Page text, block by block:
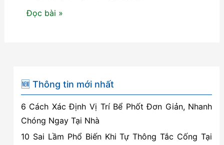
Hút
Kinh,
Hải
Phòng:
Dịch
vụ
Đọc bài »
🆕 Thông tin mới nhất
6 Cách Xác Định Vị Trí Bể Phốt Đơn Giản, Nhanh
Chóng Ngay Tại Nhà
10 Sai Lầm Phổ Biến Khi Tự Thông Tắc Cống Tại